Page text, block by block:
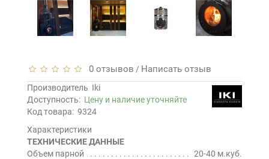
0 отзывов / Написать отзыв
Производитель Iki
Доступность: Цену и наличие уточняйте
Код товара: 9324
Характеристики
ТЕХНИЧЕСКИЕ ДАННЫЕ
Объем парной
20-40 м.куб.